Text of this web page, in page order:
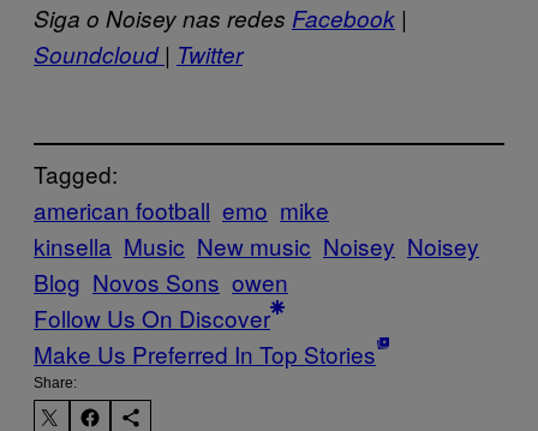
Siga o Noisey nas redes Facebook |
Soundcloud| Twitter
Tagged:
american football emo mike
kinsella Music New music Noisey Noisey
Blog Novos Sons owen
Follow Us On Discover
Make Us Preferred In Top Stories
Share: